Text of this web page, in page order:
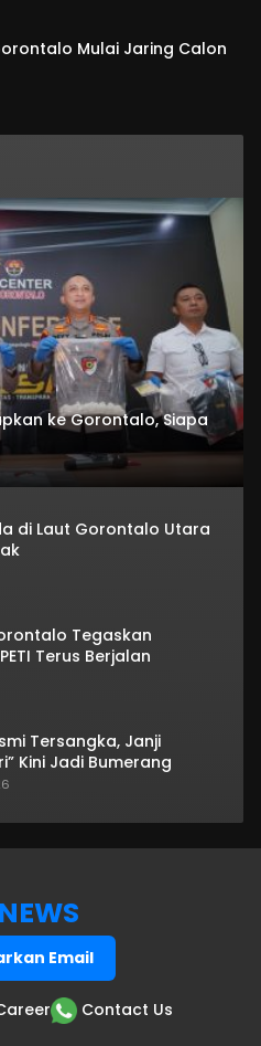
Mulai Jaring Calon
ke Gorontalo, Siapa
di Laut Gorontalo Utara
Tegaskan
Terus Berjalan
Tersangka, Janji
Kini Jadi Bumerang
Email
Contact Us